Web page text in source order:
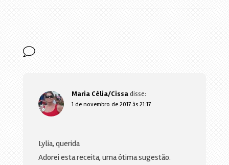
Maria Célia/Cissadisse:
1 de novembro de 2017 às 21:17
Lylia, querida
Adorei esta receita, uma ótima sugestão.